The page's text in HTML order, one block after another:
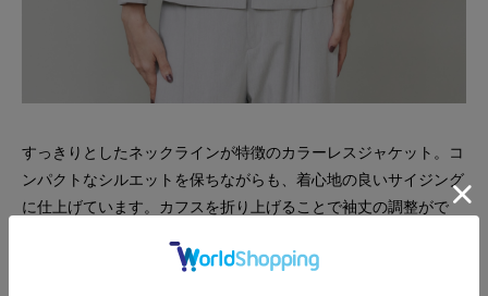
すっきりとしたネックラインが特徴のカラーレスジャケット。コ
ンパクトなシルエットを保ちながらも、着心地の良いサイジング
に仕上げています。カフスを折り上げることで袖丈の調整がで